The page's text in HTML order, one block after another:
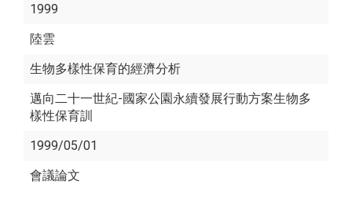
1999
陸雲
生物多樣性保育的經濟分析
邁向二十一世紀-國家公園永續發展行動方案生物多
樣性保育訓
1999/05/01
會議論文